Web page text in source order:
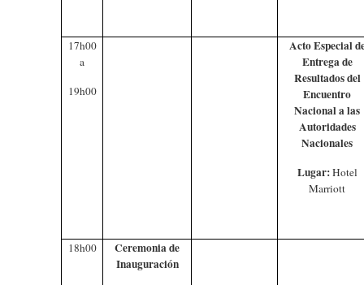
17h00
a
19h00
Acto Especial
Entrega de
Resultados del
Encuentro
Nacional a las
Autoridades
Nacionales
Lugar:Hotel
Marriott
18h00
Ceremonia de
Inauguración